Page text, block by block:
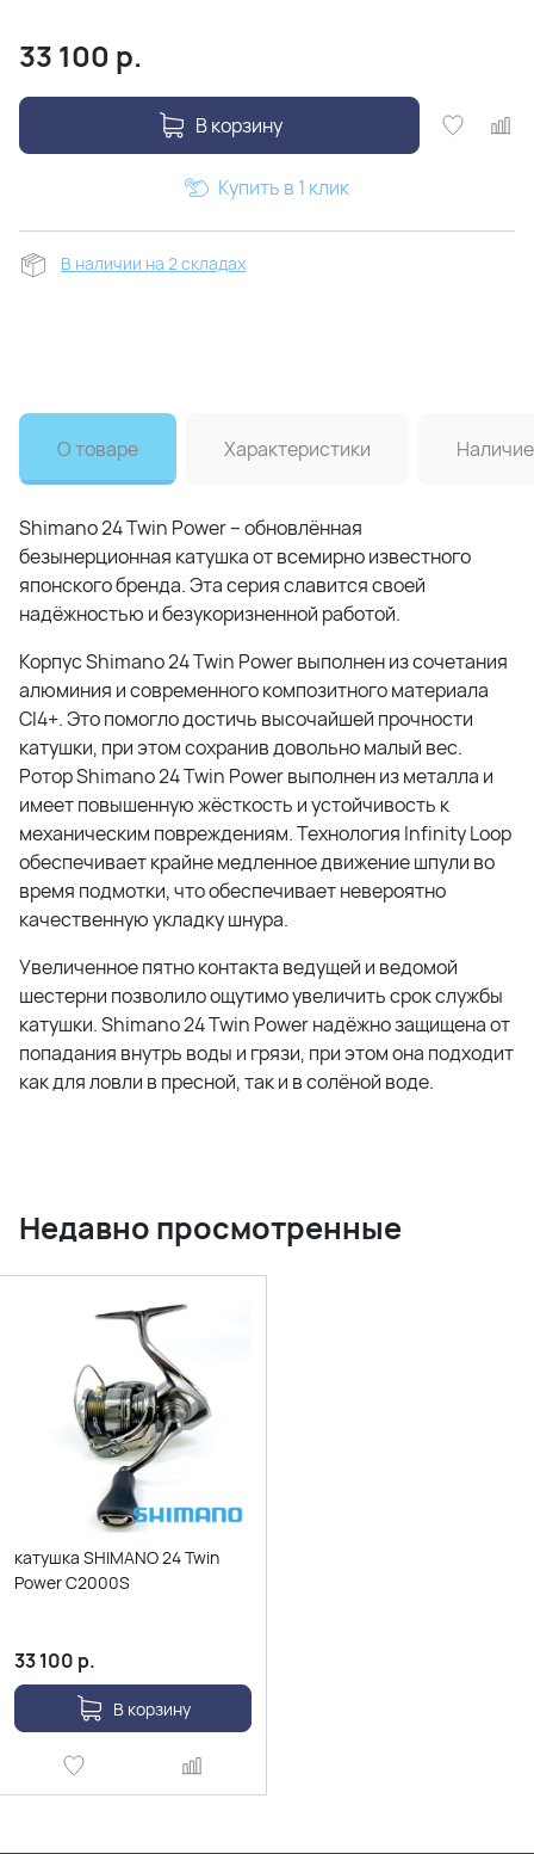
33 100 р.
В корзину
Купить в 1 клик
В наличии на 2 складах
О товаре Характеристики Наличие
Shimano 24 Twin Power – обновлённая
безынерционная катушка от всемирно известного
японского бренда. Эта серия славится своей
надёжностью и безукоризненной работой.
Корпус Shimano 24 Twin Power выполнен из сочетания
алюминия и современного композитного материала
CI4+. Это помогло достичь высочайшей прочности
катушки, при этом сохранив довольно малый вес.
Ротор Shimano 24 Twin Power выполнен из металла и
имеет повышенную жёсткость и устойчивость к
механическим повреждениям. Технология Infinity Loop
обеспечивает крайне медленное движение шпули во
время подмотки, что обеспечивает невероятно
качественную укладку шнура.
Увеличенное пятно контакта ведущей и ведомой
шестерни позволило ощутимо увеличить срок службы
катушки. Shimano 24 Twin Power надёжно защищена от
попадания внутрь воды и грязи, при этом она подходит
как для ловли в пресной, так и в солёной воде.
Недавно просмотренные
катушка SHIMANO 24 Twin
Power C2000S
33 100 р.
В корзину